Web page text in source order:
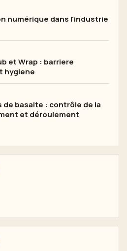
numérique dans l'industrie
et Wrap : barriere
hygiene
de basalte : contrôle de la
et déroulement